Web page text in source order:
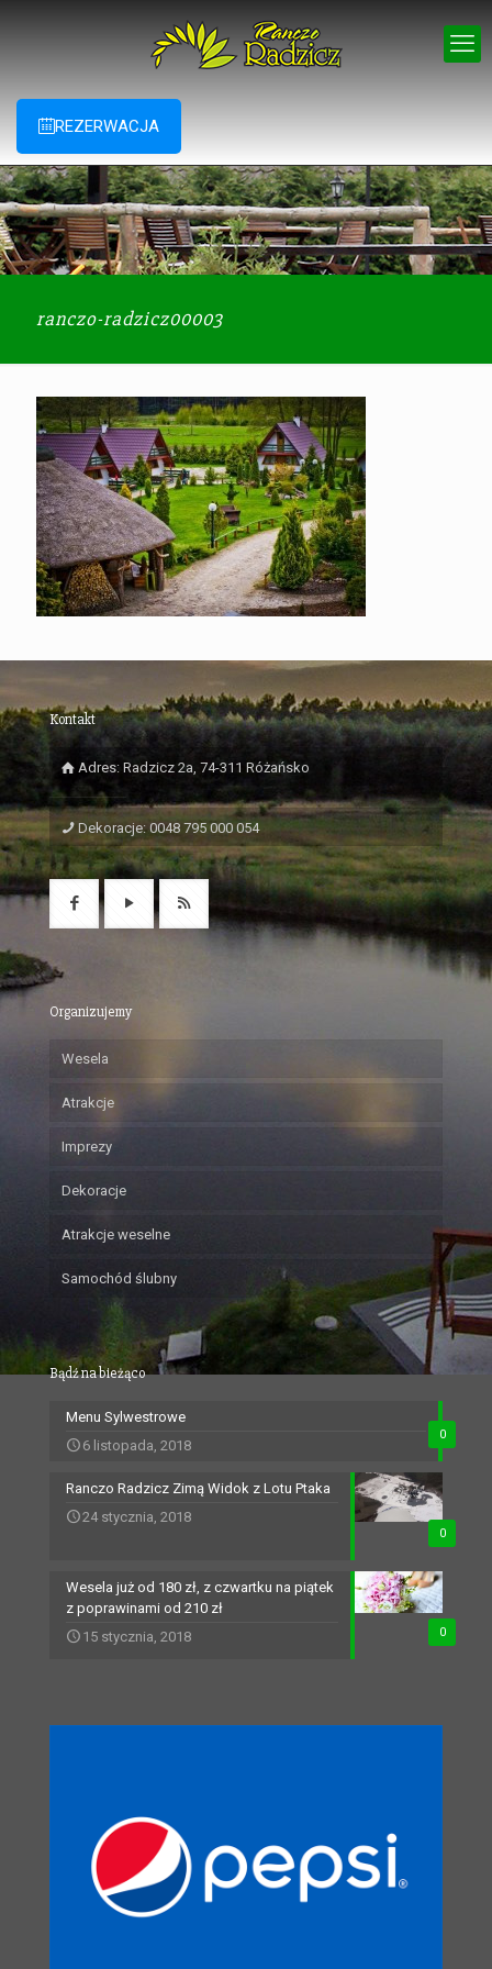
REZERWACJA
ranczo-radzicz00003
Kontakt
Adres: Radzicz 2a, 74-311 Różańsko
Dekoracje: 0048 795 000 054
Organizujemy
Wesela
Atrakcje
Imprezy
Dekoracje
Atrakcje weselne
Samochód ślubny
Bądź na bieżąco
0
Menu Sylwestrowe
6 listopada, 2018
0
Ranczo Radzicz Zimą Widok z Lotu Ptaka
24 stycznia, 2018
0
Wesela już od 180 zł, z czwartku na piątek
z poprawinami od 210 zł
15 stycznia, 2018